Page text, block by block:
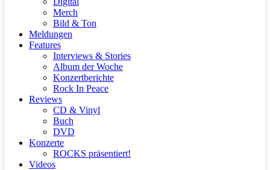
Merch
Bild & Ton
Meldungen
Features
Interviews & Stories
Album der Woche
Konzertberichte
Rock In Peace
Reviews
CD & Vinyl
Buch
DVD
Konzerte
ROCKS präsentiert!
Videos